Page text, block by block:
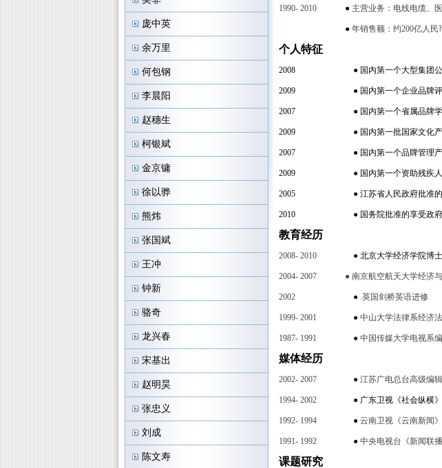
庞中英
余万里
何包钢
李晨阳
赵穗生
柯银斌
金京镛
徐以骅
熊炜
张国斌
王冲
钟新
骆奇
龙兴春
宋基出
赵明昊
张忠义
刘成
陈文寿
1990- 2010 ● 主营业务：电线电缆、
● 年销售额：约200亿人民
个人特征
2008
2009
2007
2009
2007
2009
2005
2010
● 国内第一个大型集团
● 国内第一个企业品牌
● 国内第一个省属品牌
● 国内第一批国家文化
● 国内第一个品牌管理
● 国内第一个资助残疾
● 江苏省人民政府批准
● 国务院批准的享受政
教育经历
2008- 2010
2004- 2007
2002
1999- 2001
1987- 1991
● 北京大学经济学院博
● 南京航空航天大学经济
● .英国剑桥英语进修
● 中山大学法律系经济
● 中国传媒大学电视系
媒体经历
2002- 2007
1994- 2002
1992- 1994
1991- 1992
● 江苏广电总台高级编
● 广东卫视《社会纵横
● 云南卫视《云南新闻
● 中央电视台《新闻联
课题研究